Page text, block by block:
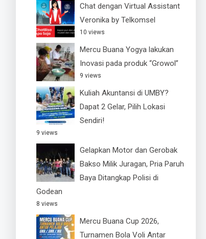
Chat dengan Virtual Assistant
Veronika by Telkomsel
10 views
Mercu Buana Yogya lakukan
Inovasi pada produk “Growol”
9 views
Kuliah Akuntansi di UMBY?
Dapat 2 Gelar, Pilih Lokasi
Sendiri!
9 views
Gelapkan Motor dan Gerobak
Bakso Milik Juragan, Pria Paruh
Baya Ditangkap Polisi di
Godean
8 views
Mercu Buana Cup 2026,
Turnamen Bola Voli Antar